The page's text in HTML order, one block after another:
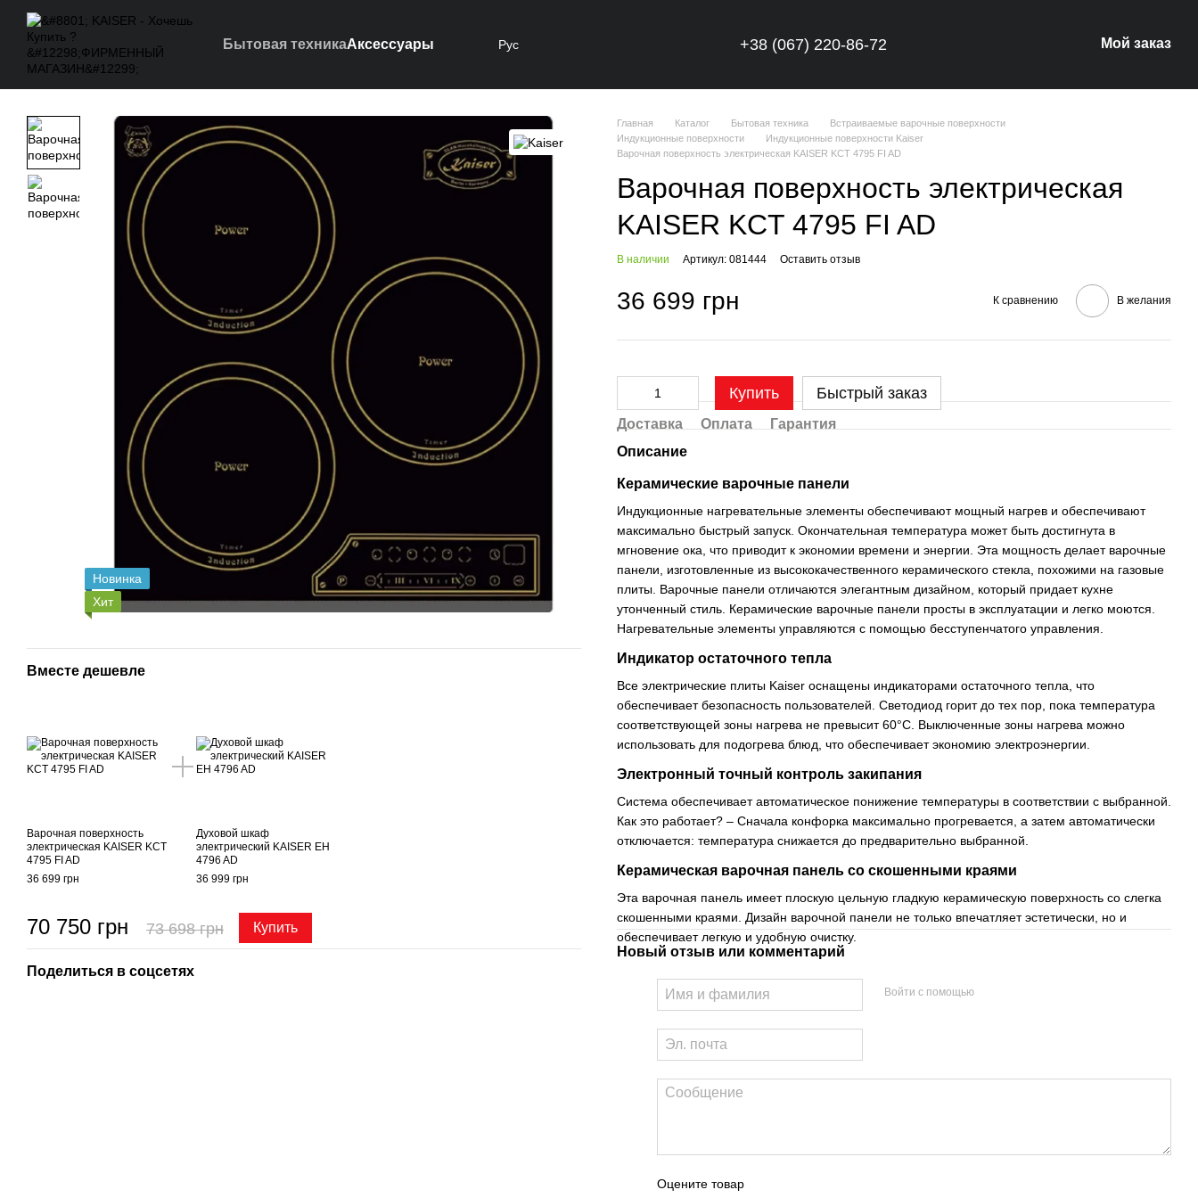
Перейти к основному контенту
Бытовая техникаАксессуары Рус +38 (067) 220-86-72 Мой заказ
Новинка
Хит
Вместе дешевле
Варочная поверхность
электрическая KAISER KCT
4795 FI AD
36 699 грн
Духовой шкаф
электрический KAISER EH
4796 AD
36 999 грн
70 750 грн 73 698 грн Купить
Поделиться в соцсетях
Главная Каталог Бытовая техника
Встраиваемые варочные поверхности
Индукционные поверхности
Индукционные поверхности Kaiser
Варочная поверхность электрическая KAISER KCT 4795 FI AD
Варочная поверхность электрическая
KAISER KCT 4795 FI AD
В наличии Артикул: 081444 Оставить отзыв
36 699 грн К сравнению В желания
Купить Быстрый заказ
Доставка Оплата
Гарантия
Описание
Керамические варочные панели
Индукционные нагревательные элементы обеспечивают мощный нагрев и обеспечивают
максимально быстрый запуск. Окончательная температура может быть достигнута в
мгновение ока, что приводит к экономии времени и энергии. Эта мощность делает варочные
панели, изготовленные из высококачественного керамического стекла, похожими на газовые
плиты. Варочные панели отличаются элегантным дизайном, который придает кухне
утонченный стиль. Керамические варочные панели просты в эксплуатации и легко моются.
Нагревательные элементы управляются с помощью бесступенчатого управления.
Индикатор остаточного тепла
Все электрические плиты Kaiser оснащены индикаторами остаточного тепла, что
обеспечивает безопасность пользователей. Светодиод горит до тех пор, пока температура
соответствующей зоны нагрева не превысит 60°С. Выключенные зоны нагрева можно
использовать для подогрева блюд, что обеспечивает экономию электроэнергии.
Электронный точный контроль закипания
Система обеспечивает автоматическое понижение температуры в соответствии с выбранной.
Как это работает? – Сначала конфорка максимально прогревается, а затем автоматически
отключается: температура снижается до предварительно выбранной.
Керамическая варочная панель со скошенными краями
Эта варочная панель имеет плоскую цельную гладкую керамическую поверхность со слегка
скошенными краями. Дизайн варочной панели не только впечатляет эстетически, но и
обеспечивает легкую и удобную очистку.
Новый отзыв или комментарий
Войти с помощью
Оцените товар